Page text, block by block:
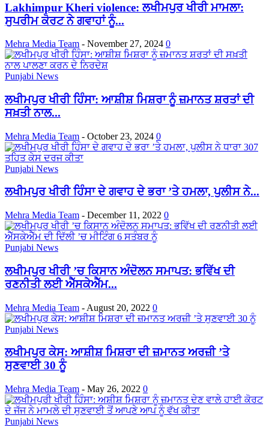
Lakhimpur Kheri violence: ਲਖੀਮਪੁਰ ਖੀਰੀ ਮਾਮਲਾ:
ਸੁਪਰੀਮ ਕੋਰਟ ਨੇ ਗਵਾਹਾਂ ਨੂੰ...
Mehra Media Team - November 27, 2024 0
Punjabi News
ਲਖੀਮਪੁਰ ਖੀਰੀ ਹਿੰਸਾ: ਆਸ਼ੀਸ਼ ਮਿਸ਼ਰਾ ਨੂੰ ਜ਼ਮਾਨਤ ਸ਼ਰਤਾਂ ਦੀ
ਸਖ਼ਤੀ ਨਾਲ...
Mehra Media Team - October 23, 2024 0
Punjabi News
ਲਖੀਮਪੁਰ ਖੀਰੀ ਹਿੰਸਾ ਦੇ ਗਵਾਹ ਦੇ ਭਰਾ ’ਤੇ ਹਮਲਾ, ਪੁਲੀਸ ਨੇ...
Mehra Media Team - December 11, 2022 0
Punjabi News
ਲਖੀਮਪੁਰ ਖੀਰੀ ’ਚ ਕਿਸਾਨ ਅੰਦੋਲਨ ਸਮਾਪਤ: ਭਵਿੱਖ ਦੀ
ਰਣਨੀਤੀ ਲਈ ਐੱਸਕੇਐੱਮ...
Mehra Media Team - August 20, 2022 0
Punjabi News
ਲਖੀਮਪੁਰ ਕੇਸ: ਆਸ਼ੀਸ਼ ਮਿਸ਼ਰਾ ਦੀ ਜ਼ਮਾਨਤ ਅਰਜ਼ੀ ’ਤੇ
ਸੁਣਵਾਈ 30 ਨੂੰ
Mehra Media Team - May 26, 2022 0
Punjabi News